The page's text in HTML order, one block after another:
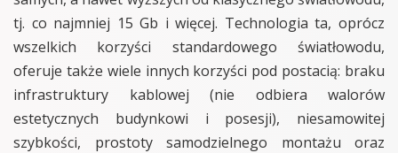
tj. co najmniej 15 Gb i więcej. Technologia ta, oprócz
wszelkich korzyści standardowego światłowodu,
oferuje także wiele innych korzyści pod postacią: braku
infrastruktury kablowej (nie odbiera walorów
estetycznych budynkowi i posesji), niesamowitej
szybkości, prostoty samodzielnego montażu oraz